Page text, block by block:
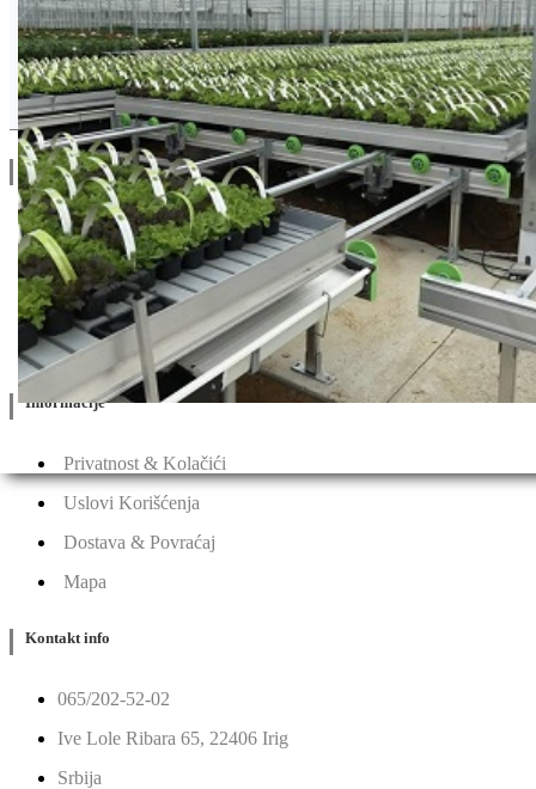
Drugi Proizvodi od Syngenta
Linkovi
O Nama
Katalozi
Blog
Projektovanje / Izgradnja
Informacije
Privatnost & Kolačići
Uslovi Korišćenja
Dostava & Povraćaj
Mapa
Kontakt info
065/202-52-02
Ive Lole Ribara 65, 22406 Irig
Srbija